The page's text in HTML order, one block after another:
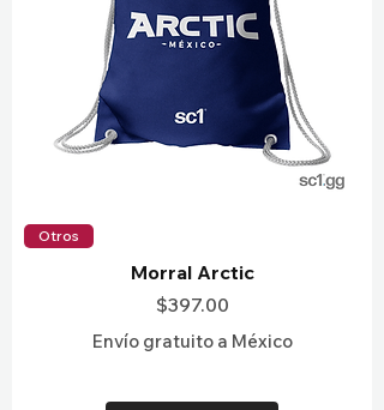
Otros
Morral Arctic
Precio
$397.00
Envío gratuito a México